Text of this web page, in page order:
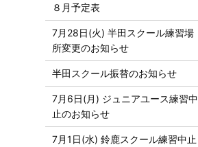
８月予定表
7月28日(火) 半田スクール練習場
所変更のお知らせ
半田スクール振替のお知らせ
7月6日(月) ジュニアユース練習中
止のお知らせ
7月1日(水) 鈴鹿スクール練習中止